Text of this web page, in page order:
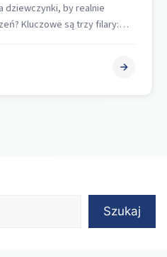
dziewczynki, by realnie
Kluczowe są trzy filary:
Szukaj